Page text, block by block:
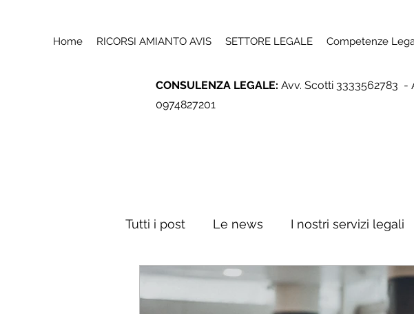
Home RICORSI AMIANTO AVIS SETTORE LEGALE Competenze
CONSULENZA LEGALE: Avv. Scotti 3333562783 -
0974827201
Tutti i post Le news I nostri servizi legali
Consulenza e contabilità